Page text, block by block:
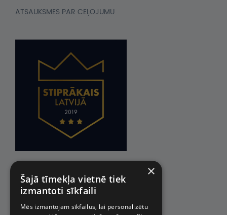
ATSAUKSMES PAR CEĻOJUMU
×
Šajā tīmekļa vietnē tiek
izmantoti sīkfaili
Mēs izmantojam sīkfailus, lai personalizētu